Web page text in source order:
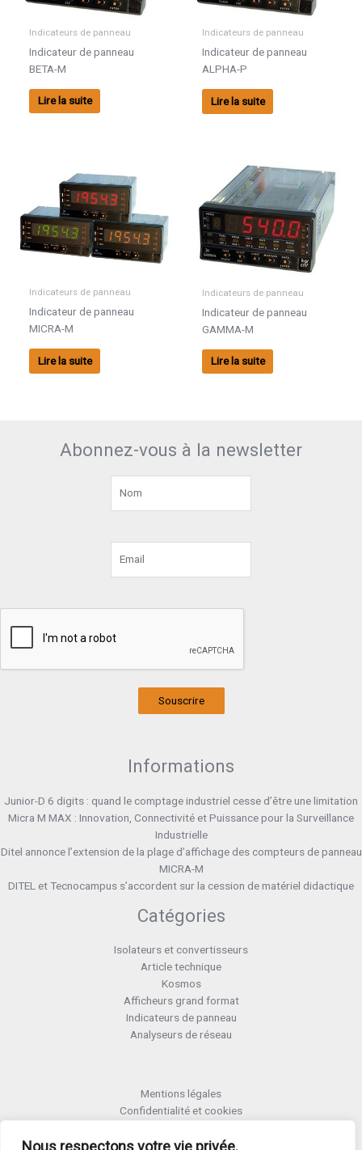
Nous respectons votre vie privée.
Indicateurs de panneau
Indicateur de panneau
BETA-M
Lire la suite
Indicateurs de panneau
Indicateur de panneau
ALPHA-P
Lire la suite
Indicateurs de panneau
Indicateur de panneau
MICRA-M
Lire la suite
Indicateurs de panneau
Indicateur de panneau
GAMMA-M
Lire la suite
Abonnez-vous à la newsletter
Souscrire
Informations
Junior-D 6 digits : quand le comptage industriel cesse d’être une limitation
Micra M MAX : Innovation, Connectivité et Puissance pour la Surveillance
Industrielle
Ditel annonce l’extension de la plage d’affichage des compteurs de panneau
MICRA-M
DITEL et Tecnocampus s’accordent sur la cession de matériel didactique
Catégories
Isolateurs et convertisseurs
Article technique
Kosmos
Afficheurs grand format
Indicateurs de panneau
Analyseurs de réseau
Mentions légales
Confidentialité et cookies
Termes et conditions RMA